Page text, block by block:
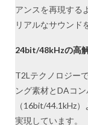
アンスを再現する
リアルなサウンド
24bit/48kHzの高
T2Lテクノロジー
ング素材とDAコ
（16bit/44.1kHz
実現しています。